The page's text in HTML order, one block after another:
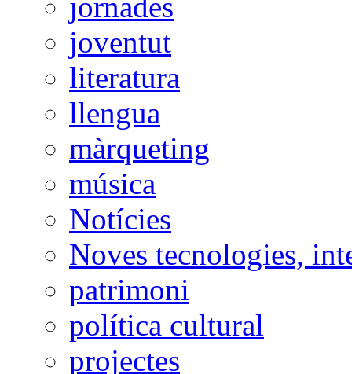
joventut
literatura
llengua
màrqueting
música
Notícies
Noves tecnologies,
patrimoni
política cultural
projectes